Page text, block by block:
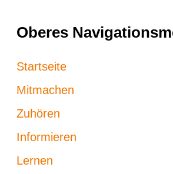
Oberes
Startseite
Mitmachen
Zuhören
Informieren
Lernen